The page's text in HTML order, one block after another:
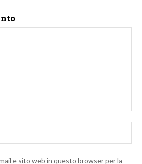
e sito web in questo browser per la